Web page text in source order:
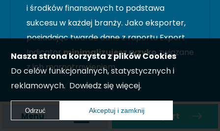
i środków finansowych to podstawa
sukcesu w każdej branży. Jako eksporter,
posiadając twarde dane z raportu Export
Indicatorminimalizujesz ryzykozwiązane
z ich marnotrawieniem.
Menu Zamów raport
Nasza strona korzysta z plików Cookies
Do celów funkcjonalnych, statystycznych i
reklamowych. Dowiedz się więcej.
Odrzuć Akceptuj i zamknij
Akceptuj i zamknij